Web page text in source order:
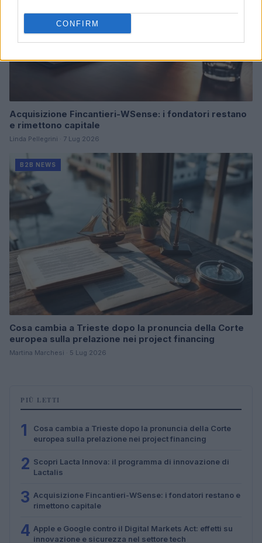
CONFIRM
Acquisizione Fincantieri-WSense: i fondatori restano
e rimettono capitale
Linda Pellegrini · 7 Lug 2026
B2B NEWS
Cosa cambia a Trieste dopo la pronuncia della Corte
europea sulla prelazione nei project financing
Martina Marchesi · 5 Lug 2026
PIÙ LETTI
1
Cosa cambia a Trieste dopo la pronuncia della Corte
europea sulla prelazione nei project financing
2 Scopri Lacta Innova: il programma di innovazione di
Lactalis
3 Acquisizione Fincantieri-WSense: i fondatori restano e
rimettono capitale
4 Apple e Google contro il Digital Markets Act: effetti su
innovazione e sicurezza nel settore tech